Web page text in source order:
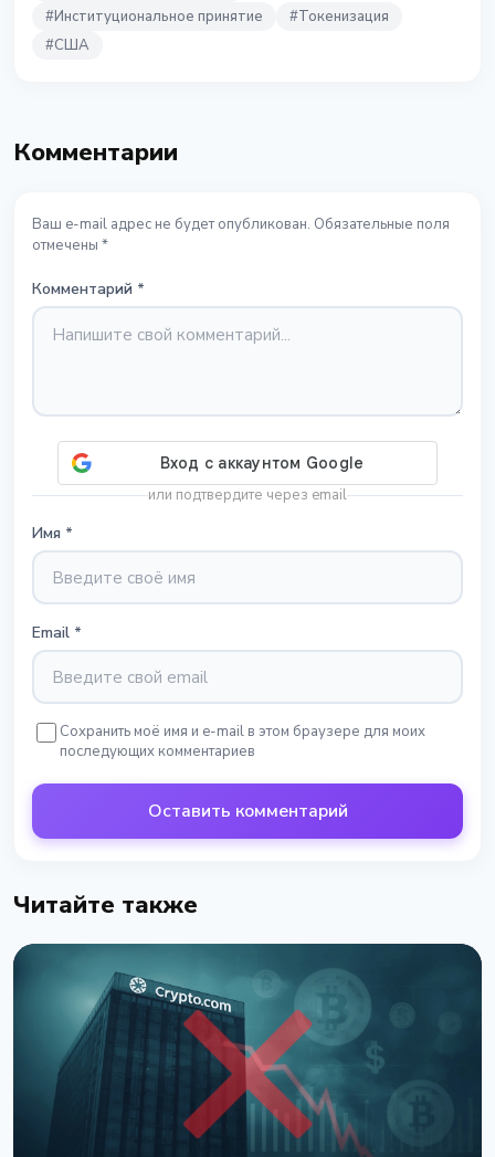
#Институциональное принятие #Токенизация
#США
Комментарии
Ваш e-mail адрес не будет опубликован. Обязательные поля
отмечены *
Комментарий *
или подтвердите через email
Имя *
Email *
Сохранить моё имя и e-mail в этом браузере для моих
последующих комментариев
Оставить комментарий
Читайте также